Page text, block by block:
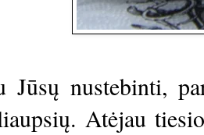
Jūsų nustebinti,
Atėjau